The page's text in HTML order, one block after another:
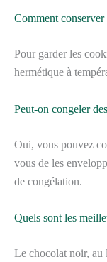
Comment
Pour garder les
hermétique à
Peut-on congeler
Oui, vous pouvez
vous de les
de congélation.
Quels sont les
Le chocolat noir, au